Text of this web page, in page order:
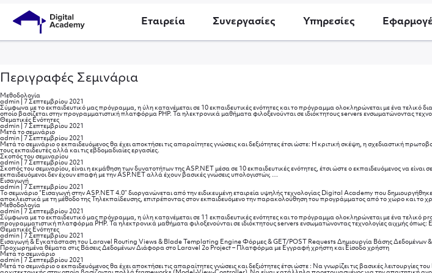
Εταιρεία Συνεργασίες Υπηρεσίες
Περιγραφές Σεμινάρια
Μεθοδολογία
admin
7 Σεπτεμβρίου 2021
Σύμφωνα με το εκπαιδευτικό μας πρόγραμμα, η ύλη κατανέμεται σε 10 εκπαιδευτικές ενότητες και το πρόγραμμα ολοκληρώνεται με ένα τελικό
οποίο βασίζεται στην προγραμματιστική πλατφόρμα PHP. Τα ηλεκτρονικά μαθήματα φιλοξενούνται σε ιδιόκτητους servers ενσωματώνοντας
Θεματικές Ενότητες
admin
7 Σεπτεμβρίου 2021
Μετά το σεμινάριο
admin
7 Σεπτεμβρίου 2021
Μετά το σεμινάριο ο εκπαιδευόμενος θα έχει αποκτήσει τις απαραίτητες γνώσεις και δεξιότητες έτσι ώστε: Η κριτική σκέψη, η σχεδιαστική
τους εκπαιδευτές αλλά και τις εβδομαδιαίες εργασίες.
Σκοπός του σεμιναρίου
admin
7 Σεπτεμβρίου 2021
Σκοπός του σεμιναρίου, είναι η εκμάθηση των δυνατοτήτων της ASP.NET μέσα σε 10 εκπαιδευτικές ενότητες, έτσι ώστε ο εκπαιδευόμενος να
εκπαιδευόμενοι δεν έχουν επαφή με την ASP.NET αλλά έχουν βασικές γνώσεις υπολογιστών, …
Εισαγωγή
admin
7 Σεπτεμβρίου 2021
Το σεμινάριο “Εισαγωγή στην ASP.NET 4.0” διοργανώνεται από την ειδικευμένη εταιρεία υψηλής τεχνολογίας Digital Academy που
αποκλειστικά με τη μέθοδο της Τηλεκπαίδευσης, επιτρέποντας στον εκπαιδευόμενο την παρακολούθηση του προγράμματος από το χώρο και το
Μεθοδολογία
admin
7 Σεπτεμβρίου 2021
Σύμφωνα με το εκπαιδευτικό μας πρόγραμμα, η ύλη κατανέμεται σε 11 εκπαιδευτικές ενότητες και το πρόγραμμα ολοκληρώνεται με ένα
προγραμματιστική πλατφόρμα PHP. Τα ηλεκτρονικά μαθήματα φιλοξενούνται σε ιδιόκτητους servers ενσωματώνοντας τεχνολογίες αιχμής όπως:
Θεματικές Ενότητες
admin
7 Σεπτεμβρίου 2021
Εισαγωγή & Εγκατάσταση του Laravel Routing Views & Blade Templating Engine Φόρμες & GET/POST Requests Δημιουργία Βάσης Δεδομένων
Προχωρημένα θέματα στις Βάσεις Δεδομένων Διάφορα στο Laravel 2ο Project – Πλατφόρμα με Εγγραφή χρήστη και Είσοδο χρήστη
Μετά το σεμινάριο
admin
7 Σεπτεμβρίου 2021
Μετά το σεμινάριο ο εκπαιδευόμενος θα έχει αποκτήσει τις απαραίτητες γνώσεις και δεξιότητες έτσι ώστε : Να γνωρίζει τις βασικές